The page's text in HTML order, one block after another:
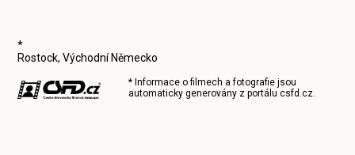
*
Rostock, Východní Německo
* Informace o filmech a fotografie jsou
automaticky generovány z portálucsfd.cz.